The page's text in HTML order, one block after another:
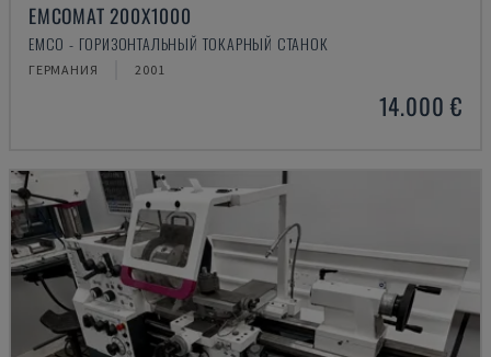
EMCOMAT 200X1000
EMCO - ГОРИЗОНТАЛЬНЫЙ ТОКАРНЫЙ СТАНОК
ГЕРМАНИЯ 2001
14.000 €